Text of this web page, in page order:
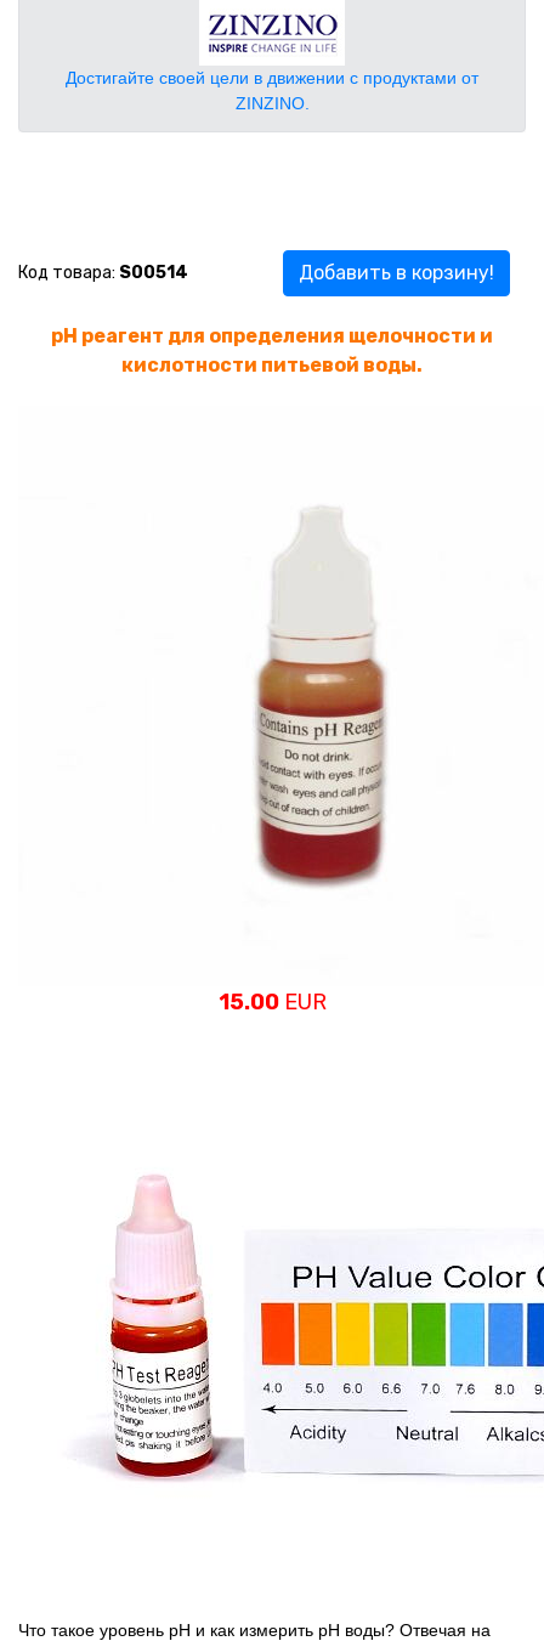
Достигайте своей цели в движении с продуктами от
ZINZINO.
Код товара: S00514 Добавить в корзину!
pH реагент для определения щелочности и
кислотности питьевой воды.
15.00EUR
Что такое уровень pH и как измерить pH воды? Отвечая на